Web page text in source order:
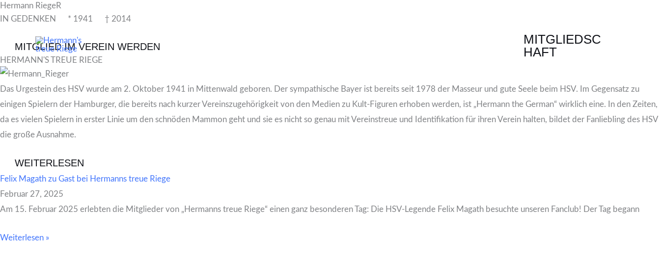
Zum
Inhalt
AKTUELLES
MITGLIEDSC
HAFT
Hermann RiegeR
IN GEDENKEN * 1941 † 2014
MITGLIED IM VEREIN WERDEN
HERMANN'S TREUE RIEGE
Das Urgestein des HSV wurde am 2. Oktober 1941 in Mittenwald geboren. Der sympathische Bayer ist bereits seit 1978 der Masseur und gute Seele beim HSV. Im Gegensatz zu
einigen Spielern der Hamburger, die bereits nach kurzer Vereinszugehörigkeit von den Medien zu Kult-Figuren erhoben werden, ist „Hermann the German“ wirklich eine. In den Zeiten,
da es vielen Spielern in erster Linie um den schnöden Mammon geht und sie es nicht so genau mit Vereinstreue und Identifikation für ihren Verein halten, bildet der Fanliebling des HSV
die große Ausnahme.
WEITERLESEN
Felix Magath zu Gast bei Hermanns treue Riege
Februar 27, 2025
Am 15. Februar 2025 erlebten die Mitglieder von „Hermanns treue Riege“ einen ganz besonderen Tag: Die HSV-Legende Felix Magath besuchte unseren Fanclub! Der Tag begann
Weiterlesen »